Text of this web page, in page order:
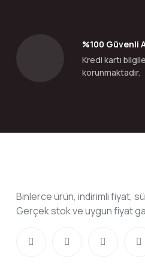
%100 Güvenli
Kredi kartı
korunmaktadır.
Binlerce ürün, indirimli fiyat,
Gerçek stok ve uygun fiyat